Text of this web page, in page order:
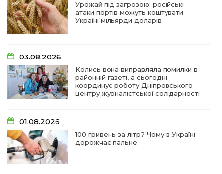
Урожай під загрозою: російські
атаки портів можуть коштувати
Україні мільярди доларів
03.08.2026
Колись вона виправляла помилки в
районній газеті, а сьогодні
координує роботу Дніпровського
центру журналістської солідарності
01.08.2026
100 гривень за літр? Чому в Україні
дорожчає пальне